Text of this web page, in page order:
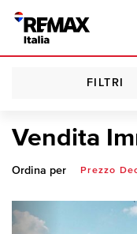
FILTRI
Vendita
Ordina per